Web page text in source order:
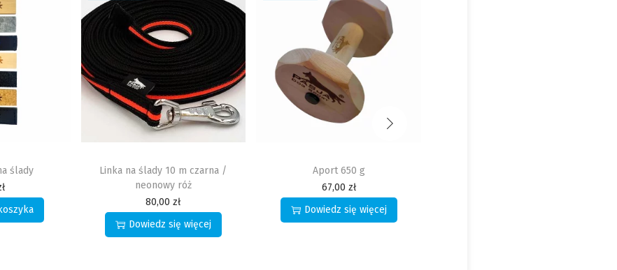
m czarna /
więcej
Aport 650 g
67,00zł
Dowiedz się więcej
Kostka – piłka 18 cm
99,00zł
Dodaj do koszyka